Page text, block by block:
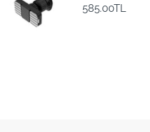
Magnetik Araç
585.00TL